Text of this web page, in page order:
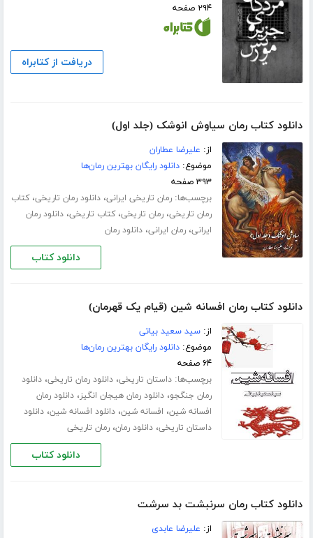
۲۹۴ صفحه
دریافت از کتابراه
دانلود کتاب رمان سیاوش انوشک (جلد اول)
از: علیرضا عطاران
موضوع:دانلود رایگان بهترین رمان‌ها
۳۹۳ صفحه
برچسب‌ها:رمان تاریخی ایرانی،دانلود رمان تاریخی،کتاب
رمان تاریخی،رمان تاریخی،کتاب تاریخی،دانلود رمان
ایرانی،رمان ایرانی،دانلود رمان
دانلود کتاب
دانلود کتاب رمان افسانه شین (قیام یک قهرمان)
از:سید سعید بیاتی
موضوع:دانلود رایگان بهترین رمان‌ها
۶۴ صفحه
برچسب‌ها:داستان تاریخی،دانلود رمان تاریخی،دانلود
رمان جنگجو،دانلود رمان هیجان انگیز،دانلود رمان
افسانه شین، افسانه شین،دانلود افسانه شین،دانلود
داستان تاریخی،دانلود رمان،رمان تاریخی
دانلود کتاب
دانلود کتاب رمان سرنبشت بد سرشت
از: علیرضا عابدی